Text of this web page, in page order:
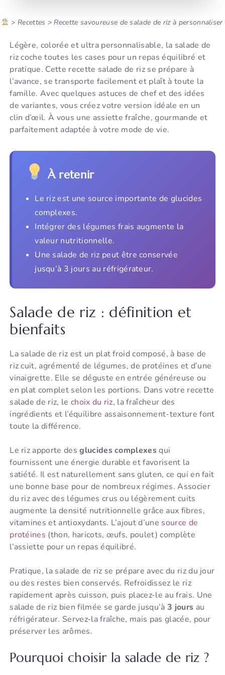
> Recettes >Recette savoureuse de salade de riz à personnaliser
Légère, colorée et ultra personnalisable, la salade de
riz coche toutes les cases pour un repas équilibré et
pratique. Cette recette salade de riz se prépare à
l’avance, se transporte facilement et plaît à toute la
famille. Avec quelques astuces de chef et des idées
de variantes, vous créez votre version idéale en un
clin d’œil. À vous une assiette fraîche, gourmande et
parfaitement adaptée à votre mode de vie.
À retenir
Le riz est une source importante de glucides
complexes.
Intégrer des légumes frais augmente la
valeur nutritionnelle.
Une salade de riz peut être conservée
jusqu’à 3 jours au réfrigérateur.
Salade de riz : définition et
bienfaits
La salade de riz est un plat froid composé, à base de
riz cuit, agrémenté de légumes, de protéines et d’une
vinaigrette. Elle se déguste en entrée généreuse ou
en plat complet selon les portions. Dans votre recette
salade de riz, le choix du riz, la fraîcheur des
ingrédients et l’équilibre assaisonnement-texture font
toute la différence.
Le riz apporte desglucides complexesqui
fournissent une énergie durable et favorisent la
satiété. Il est naturellement sans gluten, ce qui en fait
une bonne base pour de nombreux régimes. Associer
du riz avec des légumes crus ou légèrement cuits
augmente la densité nutritionnelle grâce aux fibres,
vitamines et antioxydants. L’ajout d’une source de
protéines (thon, haricots, œufs, poulet) complète
l’assiette pour un repas équilibré.
Pratique, la salade de riz se prépare avec du riz du jour
ou des restes bien conservés. Refroidissez le riz
rapidement après cuisson, puis placez-le au frais. Une
salade de riz bien filmée se garde jusqu’à 3 jours au
réfrigérateur. Servez-la fraîche, mais pas glacée, pour
préserver les arômes.
Pourquoi choisir la salade de riz ?